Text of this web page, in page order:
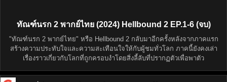
ทัณฑ์นรก 2 พากย์ไทย (2024) Hellbound 2 EP.1-6 (จบ)
"ทัณฑ์นรก 2 พากย์ไทย" หรือ Hellbound 2 กลับมาอีกครั้งหลังจากภาคแรก
สร้างความประทับใจและความสะเทือนใจให้กับผู้ชมทั่วโลก ภาคนี้ยังคงเล่า
เรื่องราวเกี่ยวกับโลกที่ถูกครอบงำโดยสิ่งลี้ลับที่ปรากฏตัวเพื่อพาตัว